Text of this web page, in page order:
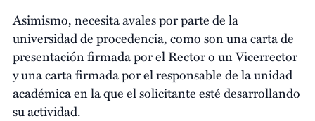
Asimismo, necesita avales por parte de la
universidad de procedencia, como son una carta de
presentación firmada por el Rector o un Vicerrector
y una carta firmada por el responsable de la unidad
académica en la que el solicitante esté desarrollando
su actividad.